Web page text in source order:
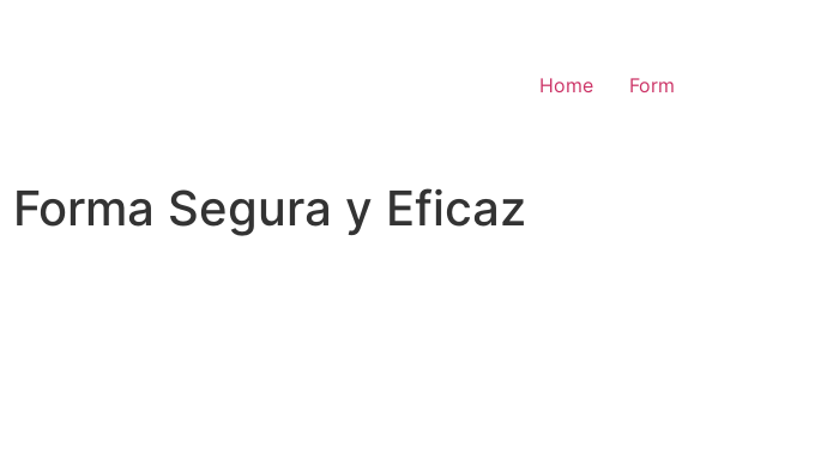
Home Form
Segura y Eficaz